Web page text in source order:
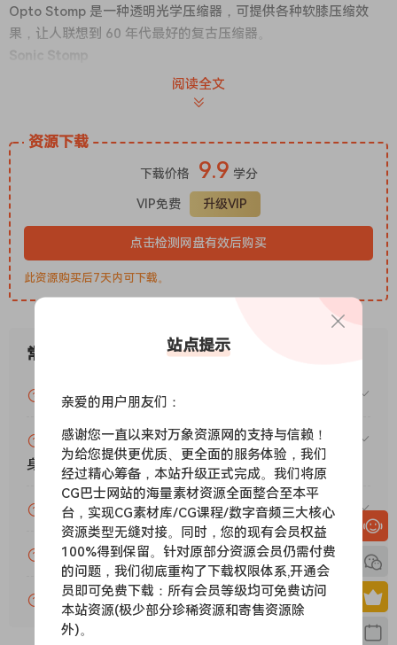
Opto Stomp 是一种透明光学压缩器，可提供各种软膝压缩效
果，让人联想到 60 年代最好的复古压缩器。
Sonic Stomp 是我们广受欢迎的 Sonic Maximizer 的踏板版。
Sonic Stomp 经过精心设计，可提供与我们机架式 482i Sonic
冲击力。
Soul Vibe
Soul Vibe 是一款复古氛围/旋转扬声器模拟器，以其强劲的相位
式质感而闻名，在 60 年代末和 70 年代受到 Jimi Hendrix、
David Gilmour 和 Robin Trower 等乐手的青睐。
Tremor
是一款双模式颤音/自动声像效果器，利用光学电路创造出各种温
暖的脉动音色，这些音色通常与复古电子管放大器的“颤音”效果
Tremor 插件提供两种独立效果的灵活性，可通过脚踏开关切换
（以保持原始硬件外观），使乐手能够在颤音效果和自动声像效
果之间进行选择。
Two Timer 的设计灵感来源于早已停产的 DM-2 Delay，这款产
品以其温暖、萦绕心头的混响和磁带般的回声而闻名。Two
Timer 提供两个独立的延迟时间，可通过 Time1/Time2 模式脚
踏开关进行切换。
在软件版本中，Time1/Time2 开关标签更改为 MONO（Time1
延迟）和 STEREO（Time1：左延迟时间，Time2：右延迟时
间），并提供单声道和立体声复古延迟，可以创造出令人惊叹的
空间效果。
产品特点：
• Stomp Board 主机和独立应用程序
阅读全文
资源下载
下载价格 9.9 学分
VIP免费 升级VIP
点击检测网盘有效后购买
此资源购买后7天内可下载。
常见问题
VIP资源或免费资源能否做为商业用途？
赞助包月VIP（或包年VIP）后能升级包年（或终
身VIP）吗？
为什么付款了未开通VIP会员？
账号可以分享或者借给别人用吗？
VIP会员剩余时间查询？
站点提示
亲爱的用户朋友们：
感谢您一直以来对万象资源网的支持与信赖！
为给您提供更优质、更全面的服务体验，我们
经过精心筹备，本站升级正式完成。我们将原
CG巴士网站的海量素材资源全面整合至本平
台，实现CG素材库/CG课程/数字音频三大核心
资源类型无缝对接。同时，您的现有会员权益
100%得到保留。针对原部分资源会员仍需付费
的问题，我们彻底重构了下载权限体系,开通会
员即可免费下载：所有会员等级均可免费访问
本站资源(极少部分珍稀资源和寄售资源除
外)。